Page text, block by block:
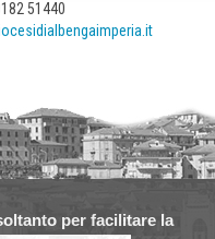
per facilitare la
51440